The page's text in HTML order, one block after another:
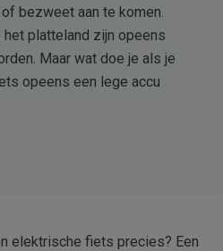
bezweet aan te komen.
platteland zijn opeens
Maar wat doe je als je
opeens een lege accu
elektrische fiets precies? Een